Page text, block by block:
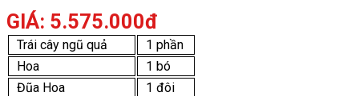
GIÁ: 5.575.000đ
Trái cây ngũ quả
1 phần
Hoa
1 bó
Đũa Hoa
1 đôi